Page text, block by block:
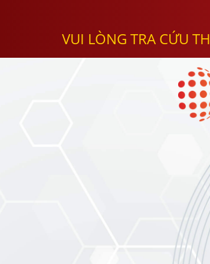
VUI LÒNG TRA CỨU